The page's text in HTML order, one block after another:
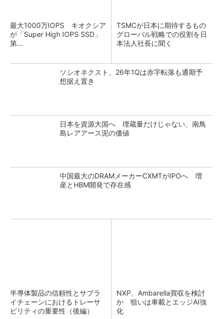
最大1000万IOPS キオクシア
が「Super High IOPS SSD」
第...
TSMCが日本に期待するもの
グローバル戦略での役割を日
本法人社長に聞く
ソシオネクスト、26年1Qは赤字転落も通期予
想据え置き
日本を資源大国へ 埋蔵量だけじゃない、南鳥
島レアアース泥の価値
中国最大のDRAMメーカーCXMTがIPOへ 増
産とHBM開発で存在感
半導体製品の信頼性とサプラ
イチェーンにおけるトレーサ
ビリティの重要性（後編）
NXP、Ambarella買収を検討
か 狙いは車載とエッジAI強
化